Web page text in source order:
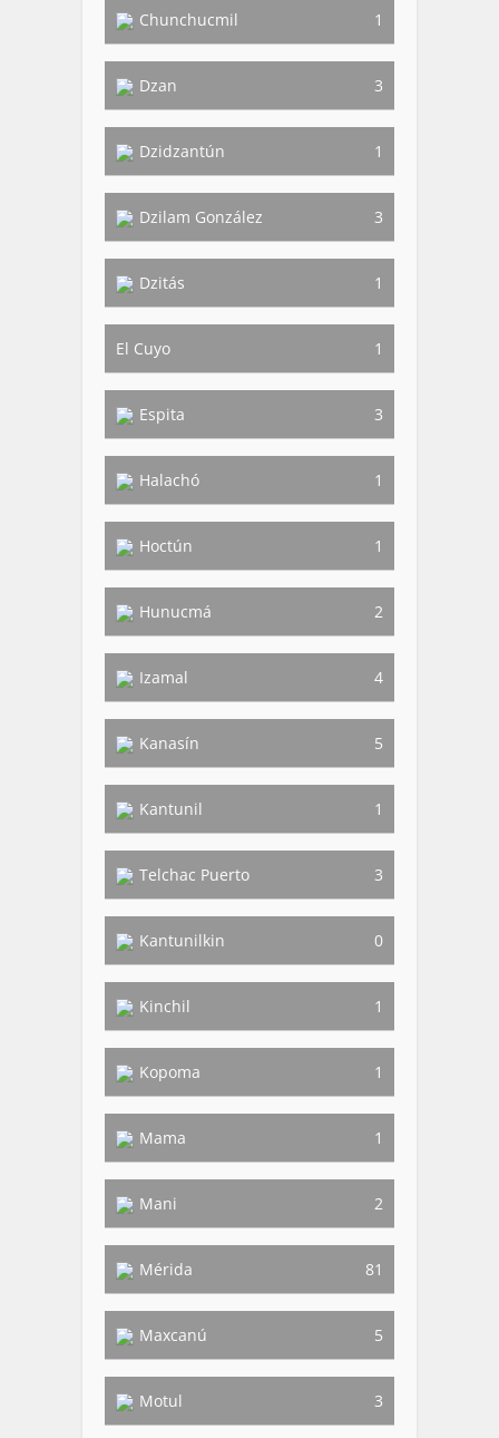
Chunchucmil 1
Dzan 3
Dzidzantún 1
Dzilam González 3
Dzitás 1
El Cuyo 1
Espita 3
Halachó 1
Hoctún 1
Hunucmá 2
Izamal 4
Kanasín 5
Kantunil 1
Telchac Puerto 3
Kantunilkin 0
Kinchil 1
Kopoma 1
Mama 1
Mani 2
Mérida 81
Maxcanú 5
Motul 3